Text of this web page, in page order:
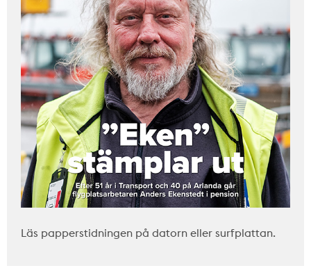
Läs papperstidningen på datorn eller surfplattan.